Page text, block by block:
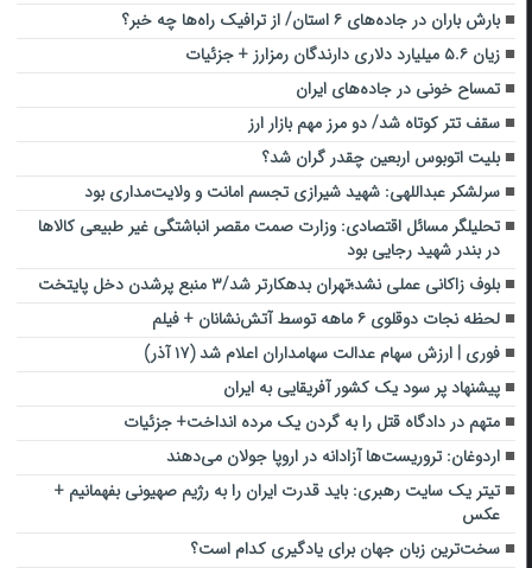
بارش باران در جاده‌های ۶ استان/ از ترافیک راه‌ها چه خبر؟
زیان ۵.۶ میلیارد دلاری دارندگان رمزارز + جزئیات
تمساح خونی در جاده‌های ایران
سقف تتر کوتاه شد/ دو مرز مهم بازار ارز
بلیت اتوبوس اربعین چقدر گران شد؟
سرلشکر عبداللهی: شهید شیرازی تجسم امانت و ولایت‌مداری بود
تحلیلگر مسائل اقتصادی: وزارت صمت مقصر انباشتگی غیر طبیعی کالاها
در بندر شهید رجایی بود
بلوف زاکانی عملی نشد؛تهران بدهکارتر شد/۳ منبع پرشدن دخل پایتخت
لحظه نجات دوقلوی ۶ ماهه توسط آتش‌نشانان + فیلم
فوری | ارزش سهام عدالت سهامداران اعلام شد (۱۷ آذر)
پیشنهاد پر سود یک کشور آفریقایی به ایران
متهم در دادگاه قتل را به گردن یک مرده انداخت+ جزئیات
اردوغان: تروریست‌ها آزادانه در اروپا جولان می‌دهند
تیتر یک سایت رهبری: باید قدرت ایران را به رژیم صهیونی بفهمانیم +
عکس
سخت‌ترین زبان‌ جهان برای یادگیری کدام است؟